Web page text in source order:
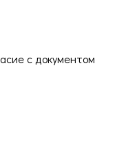
с документом